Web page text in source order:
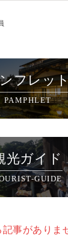
フレッ
PAMPHLET
光ガイド
GUIDE
事がありま